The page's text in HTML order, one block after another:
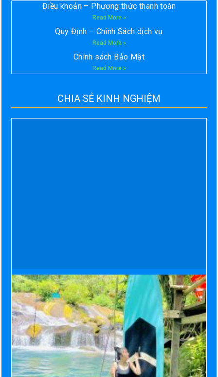
Điều khoản – Phương thức thanh toán
Read More »
Quy Định – Chính Sách dịch vụ
Read More »
Chính sách Bảo Mật
Read More »
CHIA SẺ KINH NGHIỆM